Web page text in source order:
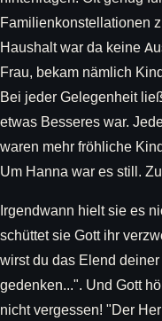
Familienkonstellationen
Haushalt war da keine
Frau, bekam nämlich
Bei jeder Gelegenheit
etwas Besseres war.
waren mehr fröhliche
Um Hanna war es still.
Irgendwann hielt sie es
schüttet sie Gott ihr
wirst du das Elend
gedenken...". Und Gott
nicht vergessen! "Der